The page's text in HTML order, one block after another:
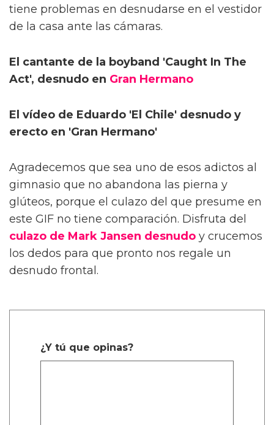
tiene problemas en desnudarse en el vestidor
de la casa ante las cámaras.
El cantante de la boyband 'Caught In The
Act', desnudo en Gran Hermano
El vídeo de Eduardo 'El Chile' desnudo y
erecto en 'Gran Hermano'
Agradecemos que sea uno de esos adictos al
gimnasio que no abandona las pierna y
glúteos, porque el culazo del que presume en
este GIF no tiene comparación. Disfruta del
culazo de Mark Jansen desnudo y crucemos
los dedos para que pronto nos regale un
desnudo frontal.
¿Y tú que opinas?